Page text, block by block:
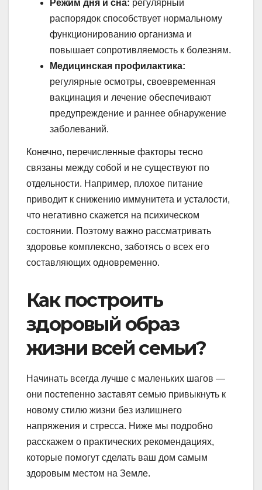
Режим дня и сна: регулярный
распорядок способствует нормальному
функционированию организма и
повышает сопротивляемость к болезням.
Медицинская профилактика:
регулярные осмотры, своевременная
вакцинация и лечение обеспечивают
предупреждение и раннее обнаружение
заболеваний.
Конечно, перечисленные факторы тесно
связаны между собой и не существуют по
отдельности. Например, плохое питание
приводит к снижению иммунитета и усталости,
что негативно скажется на психическом
состоянии. Поэтому важно рассматривать
здоровье комплексно, заботясь о всех его
составляющих одновременно.
Как построить
здоровый образ
жизни всей семьи?
Начинать всегда лучше с маленьких шагов —
они постепенно заставят семью привыкнуть к
новому стилю жизни без излишнего
напряжения и стресса. Ниже мы подробно
расскажем о практических рекомендациях,
которые помогут сделать ваш дом самым
здоровым местом на Земле.